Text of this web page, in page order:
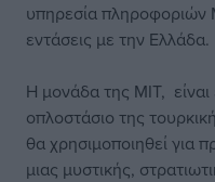
υπηρεσία πληροφοριών
εντάσεις με την Ελλάδα.
Η μονάδα της ΜΙΤ, είναι
οπλοστάσιο της
θα χρησιμοποιηθεί για
μιας μυστικής,